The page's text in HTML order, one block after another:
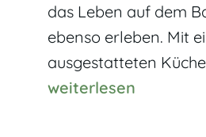
das Leben auf dem
ebenso erleben. Mit
ausgestatteten
weiterlesen